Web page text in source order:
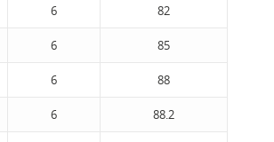
6 82
6 85
6 88
6 88.2